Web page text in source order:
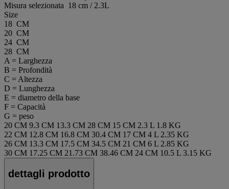
Misura selezionata 18 cm / 2.3L
Size
18 CM
20 CM
24 CM
28 CM
A = Larghezza
B = Profondità
C = Altezza
D = Lunghezza
E = diametro della base
F = Capacità
G = peso
20 CM 9.3 CM 13.3 CM 28 CM 15 CM 2.3 L 1.8 KG
22 CM 12.8 CM 16.8 CM 30.4 CM 17 CM 4 L 2.35 KG
26 CM 13.3 CM 17.5 CM 34.5 CM 21 CM 6 L 2.85 KG
30 CM 17.25 CM 21.73 CM 38.46 CM 24 CM 10.5 L 3.15 KG
dettagli prodotto